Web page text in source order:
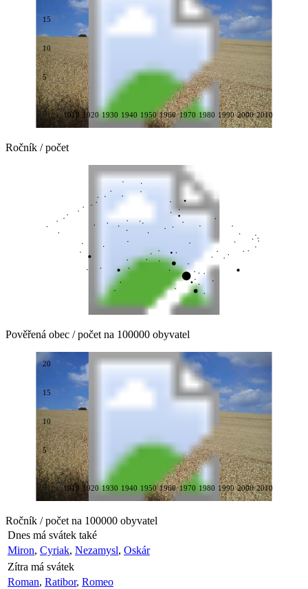
1910 1920 1930 1940 1950 1960 1970 1980 1990 2000 2010
5
10
15
Ročník / počet
Pověřená obec / počet na 100000 obyvatel
1910 1920 1930 1940 1950 1960 1970 1980 1990 2000 2010
5
10
15
20
Ročník / počet na 100000 obyvatel
Dnes má svátek také
Miron, Cyriak, Nezamysl, Oskár
Zítra má svátek
Roman, Ratibor, Romeo